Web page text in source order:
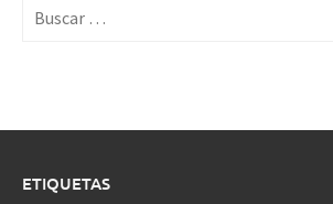
ETIQUETAS